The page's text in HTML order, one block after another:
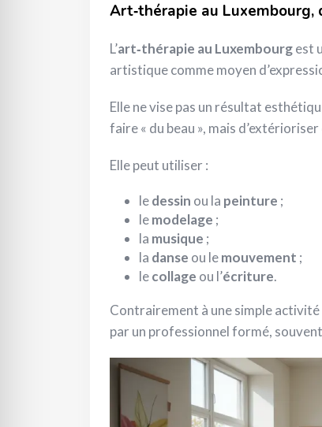
Art‑thérapie au Luxembourg,
L’art‑thérapie au Luxembourgest
artistique comme moyen
Elle ne vise pas un résultat
faire « du beau », mais d’extérioriser
Elle peut utiliser :
ledessin ou la peinture ;
lemodelage ;
la musique ;
la danse ou lemouvement ;
lecollage ou l’écriture.
Contrairement à une simple activité
par un professionnel formé,